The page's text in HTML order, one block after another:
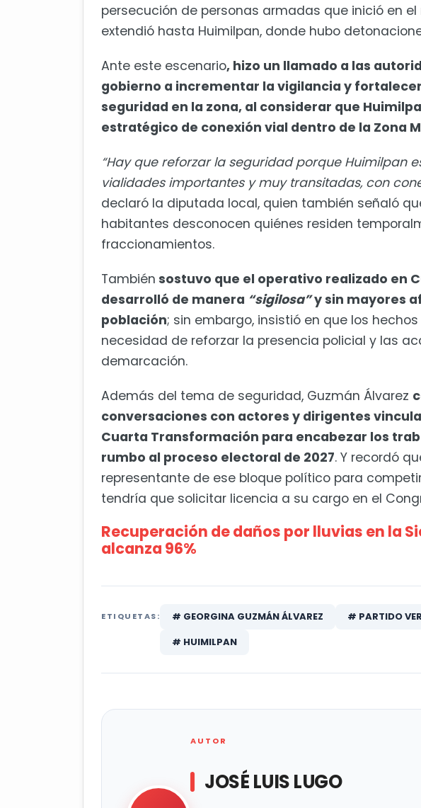
persecución de personas armadas que inició en
extendió hasta Huimilpan, donde hubo
Ante este escenario, hizo un llamado a las
gobierno a incrementar la vigilancia y
seguridad en la zona, al considerar que
estratégico de conexión vial dentro de la Zona
“Hay que reforzar la seguridad porque Huimilpan
vialidades importantes y muy transitadas, con
declaró la diputada local, quien también señaló
habitantes desconocen quiénes residen
fraccionamientos.
También sostuvo que el operativo realizado en
desarrolló de manera “sigilosa”y sin mayores
población; sin embargo, insistió en que los
necesidad de reforzar la presencia policial y las
demarcación.
Además del tema de seguridad, Guzmán Álvarez
conversaciones con actores y dirigentes
Cuarta Transformación para encabezar los
rumbo al proceso electoral de 2027. Y recordó
representante de ese bloque político para
tendría que solicitar licencia a su cargo en el
Recuperación de daños por lluvias en la
alcanza 96%
ETIQUETAS: # GEORGINA GUZMÁN ÁLVAREZ
# PARTIDO
# HUIMILPAN
AUTOR
JOSÉ LUIS LUGO